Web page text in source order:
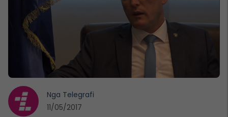
Nga Telegrafi
11/05/2017